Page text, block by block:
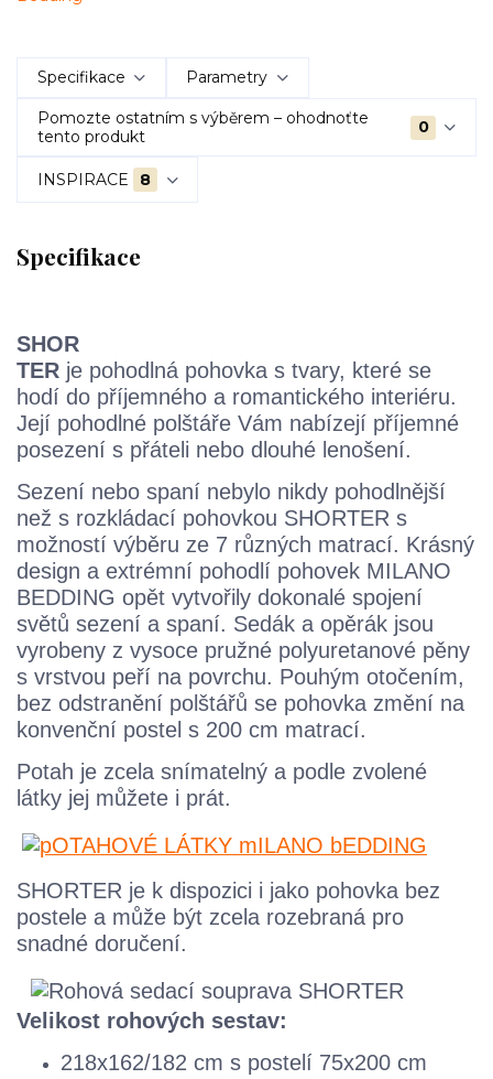
Specifikace Parametry
Pomozte ostatním s výběrem – ohodnoťte
tento produkt
0
INSPIRACE 8
Specifikace
SHOR
TER je pohodlná pohovka s tvary, které se
hodí do příjemného a romantického interiéru.
Její pohodlné polštáře Vám nabízejí příjemné
posezení s přáteli nebo dlouhé lenošení.
Sezení nebo spaní nebylo nikdy pohodlnější
než s rozkládací pohovkou SHORTER s
možností výběru ze 7 různých matrací. Krásný
design a extrémní pohodlí pohovek MILANO
BEDDING opět vytvořily dokonalé spojení
světů sezení a spaní. Sedák a opěrák jsou
vyrobeny z vysoce pružné polyuretanové pěny
s vrstvou peří na povrchu. Pouhým otočením,
bez odstranění polštářů se pohovka změní na
konvenční postel s 200 cm matrací.
Potah je zcela snímatelný a podle zvolené
látky jej můžete i prát.
SHORTER je k dispozici i jako pohovka bez
postele a může být zcela rozebraná pro
snadné doručení.
Velikost rohových sestav:
218x162/182 cm s postelí 75x200 cm